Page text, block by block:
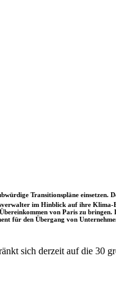
Transitionspläne einsetzen.
im Hinblick auf ihre Klima-
von Paris zu bringen.
für den Übergang von
sich derzeit auf die 30